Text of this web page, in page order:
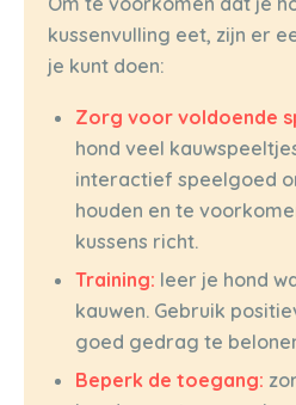
kussenvulling eet, zijn er
je kunt doen:
Zorg voor voldoende
hond veel
interactief speelgoed
houden en te
kussens richt.
Training: leer je hond
kauwen. Gebruik
goed gedrag te
Beperk de toegang: